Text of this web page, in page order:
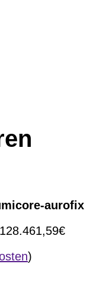
aurofix
128.461,59€
)